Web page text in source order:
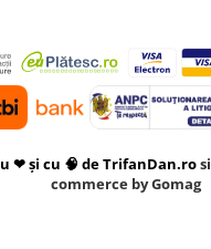
❤ și cu 🧠 de TrifanDan.rosi
commerce by Gomag